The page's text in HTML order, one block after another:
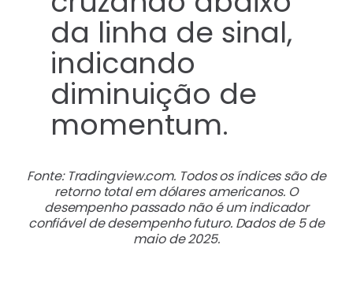
Fonte: Tradingview.com. Todos os índices são de
retorno total em dólares americanos. O
desempenho passado não é um indicador
confiável de desempenho futuro. Dados de 5 de
maio de 2025.